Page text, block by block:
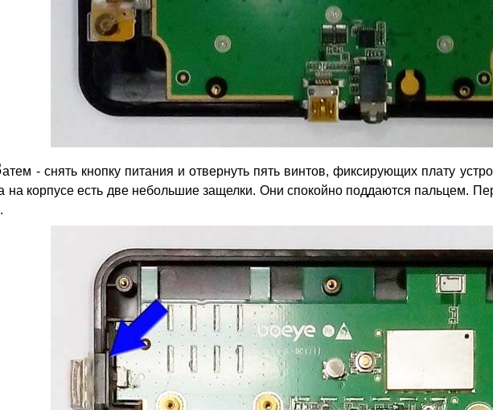
атем - снять кнопку питания и отвернуть пять винтов, фиксирующих плату
на корпусе есть две небольшие защелки. Они спокойно поддаются пальцем.